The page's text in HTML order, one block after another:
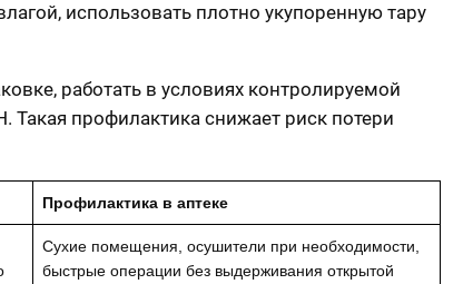
использовать плотно укупоренную тару
работать в условиях контролируемой
Такая профилактика снижает риск потери
Профилактика в аптеке
Сухие помещения, осушители при необходимости,
быстрые операции без выдерживания открытой